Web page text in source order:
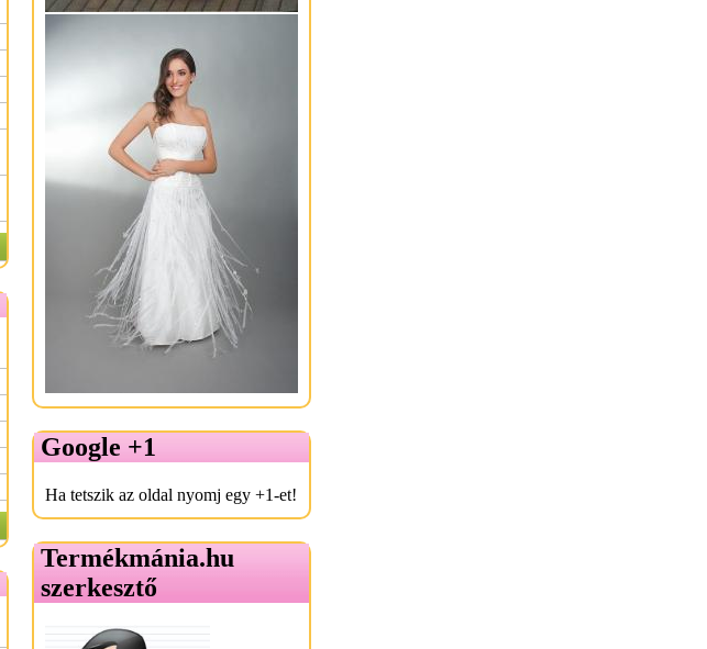
Google +1
Ha tetszik az oldal nyomj egy +1-et!
Termékmánia.hu
szerkesztő